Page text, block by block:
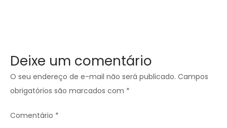
Deixe um comentário
O seu endereço de e-mail não será publicado. Campos
obrigatórios são marcados com *
Comentário *